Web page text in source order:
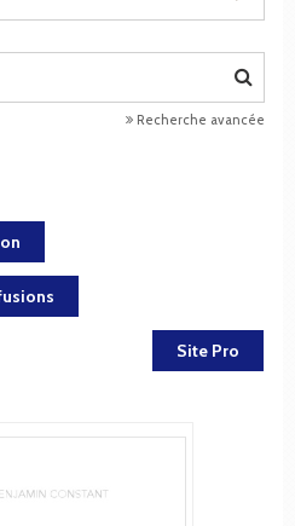
Recherche avancée
Site Pro